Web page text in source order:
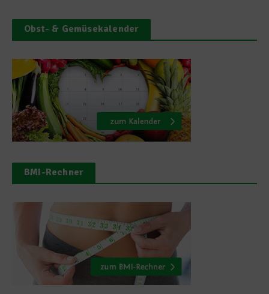
Obst- & Gemüsekalender
BMI-Rechner